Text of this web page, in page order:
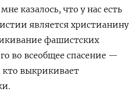
казалось, что у нас есть
является христианину
фашистских
во всеобщее спасение —
кто выкрикивает